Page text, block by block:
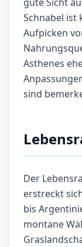
Schnabel ist
Aufpicken
Asthenes
sind
Der
erstreckt
bis
montane